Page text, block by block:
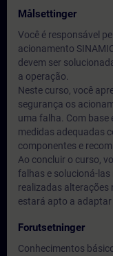
Målsettinger
Você é responsável
acionamento
devem ser
a operação.
Neste curso, você
segurança os
uma falha. Com base
medidas adequadas
componentes e
Ao concluir o curso,
falhas e solucioná-
realizadas alterações
estará apto a
Forutsetninger
Conhecimentos